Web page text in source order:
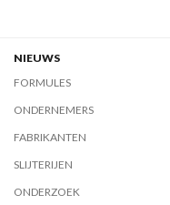
NIEUWS
FORMULES
ONDERNEMERS
FABRIKANTEN
SLIJTERIJEN
ONDERZOEK